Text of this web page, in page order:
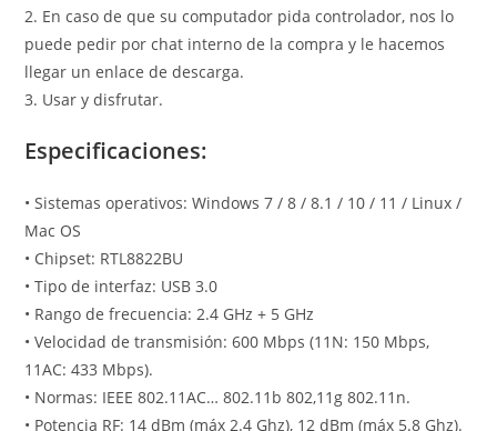
2. En caso de que su computador pida controlador, nos lo
puede pedir por chat interno de la compra y le hacemos
llegar un enlace de descarga.
3. Usar y disfrutar.
Especificaciones:
• Sistemas operativos: Windows 7 / 8 / 8.1 / 10 / 11 / Linux /
Mac OS
• Chipset: RTL8822BU
• Tipo de interfaz: USB 3.0
• Rango de frecuencia: 2.4 GHz + 5 GHz
• Velocidad de transmisión: 600 Mbps (11N: 150 Mbps,
11AC: 433 Mbps).
• Normas: IEEE 802.11AC… 802.11b 802,11g 802.11n.
• Potencia RF: 14 dBm (máx 2.4 Ghz), 12 dBm (máx 5.8 Ghz).